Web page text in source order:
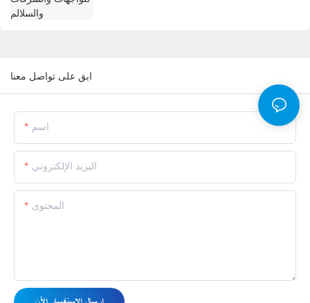
ابق على تواصل معنا
اسم
البريد الإلكتروني
المحتوى